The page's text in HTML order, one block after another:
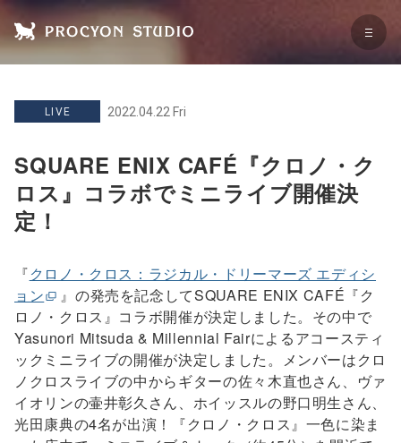
LIVE 2022.04.22 Fri
SQUARE ENIX CAFÉ『クロノ・ク
ロス』コラボでミニライブ開催決
定！
『クロノ・クロス：ラジカル・ドリーマーズ エディシ
ョン
』の発売を記念してSQUARE ENIX CAFÉ『ク
ロノ・クロス』コラボ開催が決定しました。その中で
Yasunori Mitsuda & Millennial Fairによるアコースティ
ックミニライブの開催が決定しました。メンバーはクロ
ノクロスライブの中からギターの佐々木直也さん、ヴァ
イオリンの壷井彰久さん、ホイッスルの野口明生さん、
光田康典の4名が出演！『クロノ・クロス』一色に染ま